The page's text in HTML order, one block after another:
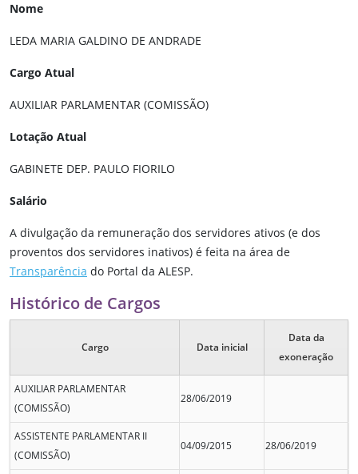
Nome
LEDA MARIA GALDINO DE ANDRADE
Cargo Atual
AUXILIAR PARLAMENTAR (COMISSÃO)
Lotação Atual
GABINETE DEP. PAULO FIORILO
Salário
A divulgação da remuneração dos servidores ativos (e dos
proventos dos servidores inativos) é feita na área de
Transparência do Portal da ALESP.
Histórico de Cargos
Cargo Data inicial
Data da
exoneração
AUXILIAR PARLAMENTAR
(COMISSÃO)
28/06/2019
ASSISTENTE PARLAMENTAR II
(COMISSÃO)
04/09/2015 28/06/2019